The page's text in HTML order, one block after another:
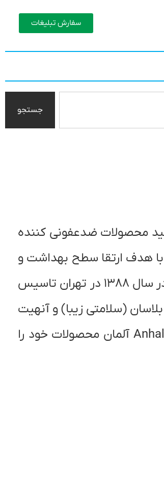
سفارش تبلیغات
جستجو
محصولات ضدعفونی کننده
با هدف ارتقا سطح بهداشت و
سلامت کشور از طریق کمک به پیشگیری و کنترل عفونت، در سال ۱۳۸۸ در تهران تاسیس
(سلامتی زیبا) و آنهیت
(پاک و نیرومند) تحت لیسانس کمپانی بزرگ و با سابقه Anhalt آلمان محصولات خود را